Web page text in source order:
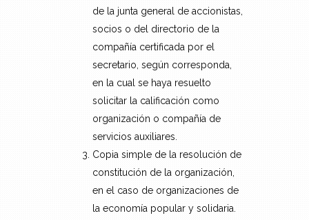
de la junta general de accionistas,
socios o del directorio de la
compañía certificada por el
secretario, según corresponda,
en la cual se haya resuelto
solicitar la calificación como
organización o compañía de
servicios auxiliares.
Copia simple de la resolución de
constitución de la organización,
en el caso de organizaciones de
la economía popular y solidaria.